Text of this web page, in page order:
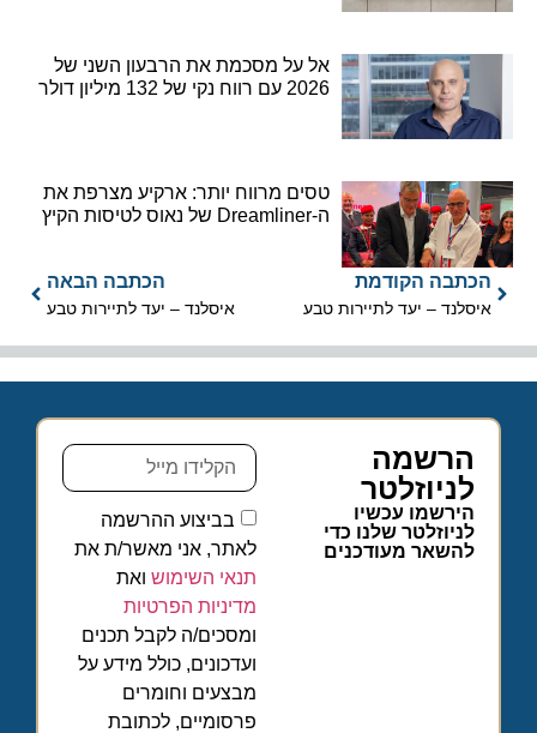
אל על מסכמת את הרבעון השני של
2026 עם רווח נקי של 132 מיליון דולר
טסים מרווח יותר: ארקיע מצרפת את
ה-Dreamliner של נאוס לטיסות הקיץ
הכתבה הקודמת
איסלנד – יעד לתיירות טבע
הכתבה הבאה
איסלנד – יעד לתיירות טבע
הרשמה
לניוזלטר
הירשמו עכשיו
לניוזלטר שלנו כדי
להשאר מעודכנים
בביצוע ההרשמה
לאתר, אני מאשר/ת את
תנאי השימוש ואת
מדיניות הפרטיות
ומסכים/ה לקבל תכנים
ועדכונים, כולל מידע על
מבצעים וחומרים
פרסומיים, לכתובת